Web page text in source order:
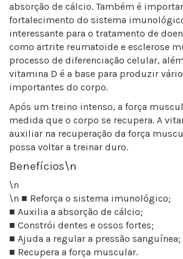
absorção de cálcio. Também é
fortalecimento do sistema
interessante para o tratamento de
como artrite reumatoide e esclerose
processo de diferenciação celular,
vitamina D é a base para produzir
importantes do corpo.
Após um treino intenso, a força
medida que o corpo se recupera. A
auxiliar na recuperação da força
possa voltar a treinar duro.
Benefícios\n
\n
\n ■ Reforça o sistema imunológico;
■ Auxilia a absorção de cálcio;
■ Constrói dentes e ossos fortes;
■ Ajuda a regular a pressão sanguínea;
■ Recupera a força muscular.